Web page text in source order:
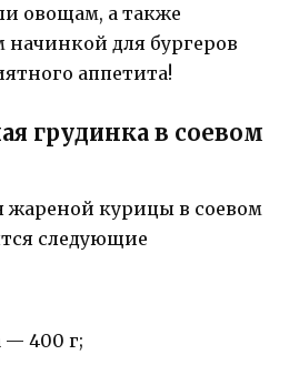
овощам, а также
начинкой для бургеров
аппетита!
грудинка в соевом
жареной курицы в соевом
следующие
— 400 г;